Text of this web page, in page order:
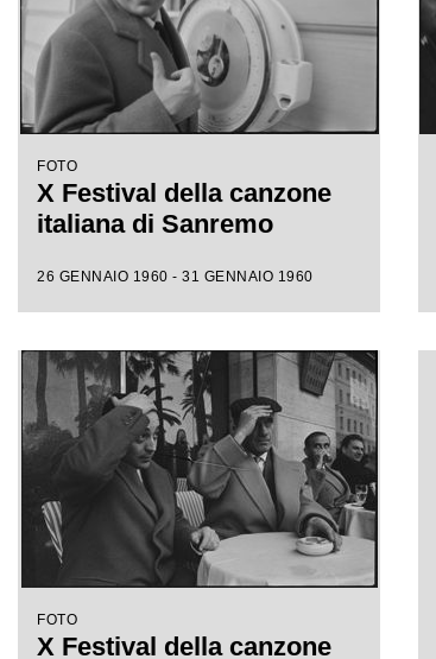
FOTO
X Festival della canzone
italiana di Sanremo
26 GENNAIO 1960 - 31 GENNAIO 1960
FOTO
X Festival della canzone